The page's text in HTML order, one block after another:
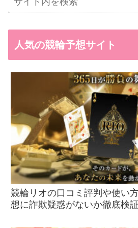
人気の競輪予想サイト
競輪リオの口コミ評判や使い
想に詐欺疑惑がないか徹底検証